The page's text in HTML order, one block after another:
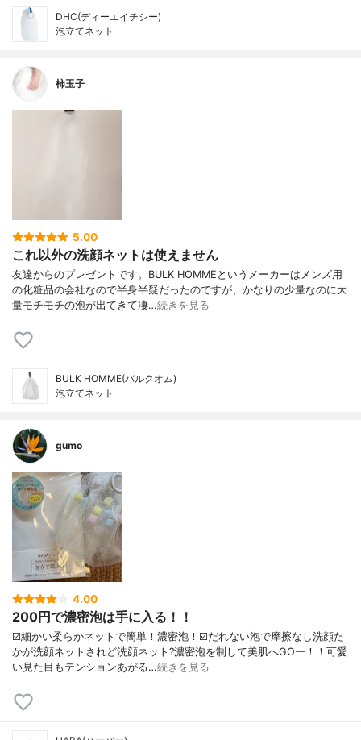
DHC(ディーエイチシー)
泡立てネット
柿玉子
5.00
これ以外の洗顔ネットは使えません
友達からのプレゼントです。BULK HOMMEというメーカーはメンズ用
の化粧品の会社なので半身半疑だったのですが、かなりの少量なのに大
量モチモチの泡が出てきて凄…続きを見る
BULK HOMME(バルクオム)
泡立てネット
gumo
4.00
200円で濃密泡は手に入る！！
☑️細かい柔らかネットで簡単！濃密泡！☑️だれない泡で摩擦なし洗顔た
かが洗顔ネットされど洗顔ネット?濃密泡を制して美肌へGOー！！可愛
い見た目もテンションあがる…続きを見る